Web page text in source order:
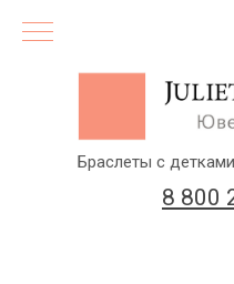
8 800
Браслеты с